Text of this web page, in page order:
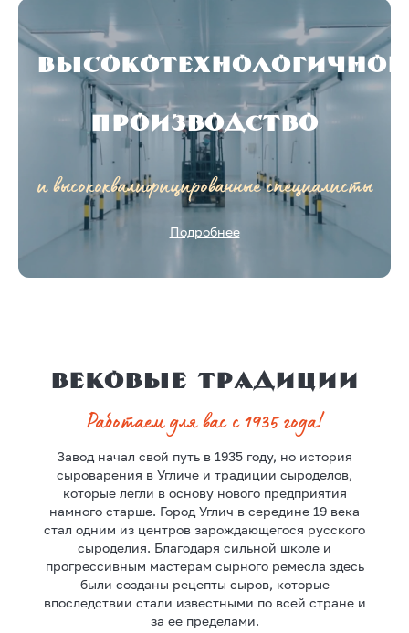
высокотехнологичное
производство
и высококвалифицированные специалисты
Подробнее
Вековые традиции
Работаем для вас с 1935 года!
Завод начал свой путь в 1935 году, но история
сыроварения в Угличе и традиции сыроделов,
которые легли в основу нового предприятия
намного старше. Город Углич в середине 19 века
стал одним из центров зарождающегося русского
сыроделия. Благодаря сильной школе и
прогрессивным мастерам сырного ремесла здесь
были созданы рецепты сыров, которые
впоследствии стали известными по всей стране и
за ее пределами.